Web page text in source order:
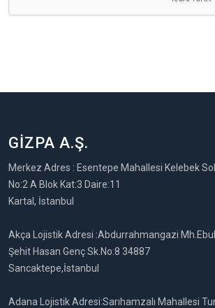
GİZPA A.Ş.
Merkez Adres : Esentepe Mahallesi Kelebek
No:2 A Blok Kat:3 Daire:11
Kartal, İstanbul
Akça Lojistik Adresi :Abdurrahmangazi
Şehit Hasan Genç Sk.No:8 34887
Sancaktepe,İstanbul
Adana Lojistik Adresi:Sarıhamzalı Mahallesi